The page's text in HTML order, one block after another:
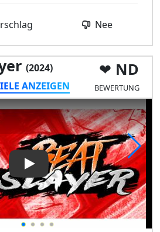
Nee
(2024)
ANZEIGEN
ND
BEWERTUNG
Play Video: Beat Slayer